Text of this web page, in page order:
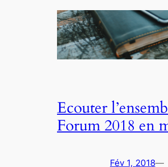
Ecouter
Forum 2018 en
Fév 1, 2018—